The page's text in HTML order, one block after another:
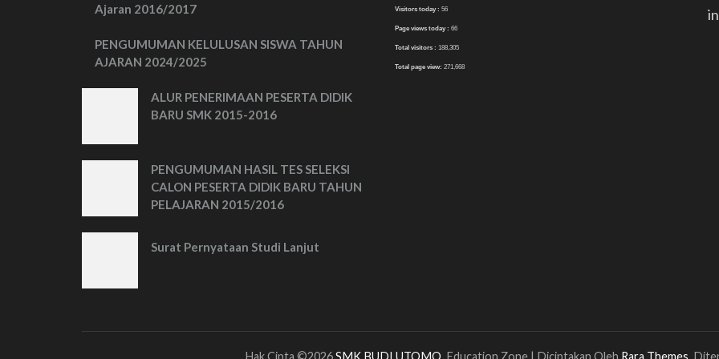
Ajaran 2016/2017
PENGUMUMAN KELULUSAN SISWA TAHUN
AJARAN 2024/2025
ALUR PENERIMAAN PESERTA DIDIK
BARU SMK 2015-2016
PENGUMUMAN HASIL TES SELEKSI
CALON PESERTA DIDIK BARU TAHUN
PELAJARAN 2015/2016
Surat Pernyataan Studi Lanjut
Visitors today : 56
Page views today : 66
Total visitors : 188,305
Total page view: 271,668
Hak Cipta ©2026SMK BUDI UTOMO Education Zone | Diciptakan Oleh Rara Themes .